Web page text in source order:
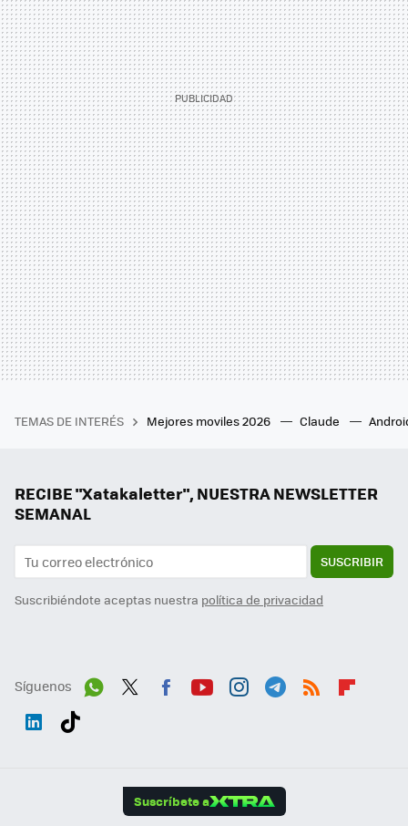
TEMAS DE INTERÉS Mejores moviles 2026 Claude
RECIBE "Xatakaletter", NUESTRA NEWSLETTER
SEMANAL
SUSCRIBIR
Suscribiéndote aceptas nuestra política de privacidad
Síguenos
Suscríbete a